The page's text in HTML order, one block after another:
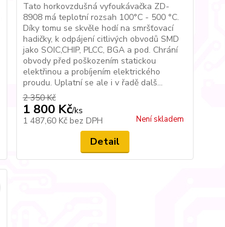
Tato horkovzdušná vyfoukávačka ZD-
8908 má teplotní rozsah 100°C - 500 °C.
Díky tomu se skvěle hodí na smršťovací
hadičky, k odpájení citlivých obvodů SMD
jako SOIC,CHIP, PLCC, BGA a pod. Chrání
obvody před poškozením statickou
elektřinou a probíjením elektrického
proudu. Uplatní se ale i v řadě dalš...
2 350 Kč
1 800 Kč/ks
1 487,60 Kč bez DPH Není skladem
Detail